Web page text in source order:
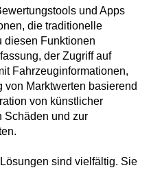
und Apps
die traditionelle
diesen Funktionen
der Zugriff auf
Fahrzeuginformationen,
Marktwerten basierend
von künstlicher
Schäden und zur
sind vielfältig. Sie